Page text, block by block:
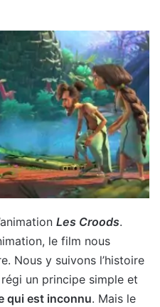
Les Croods.
le film nous
Nous y suivons l’histoire
un principe simple et
qui est inconnu. Mais le